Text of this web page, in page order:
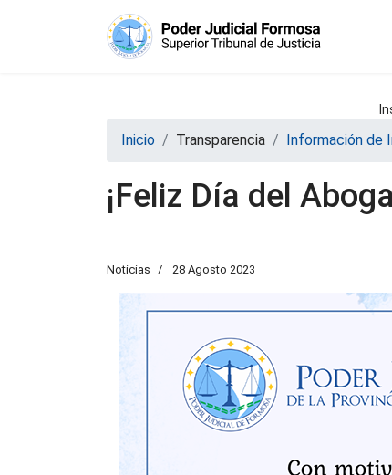
Inicio Transparencia Información de
¡Feliz Día del
Noticias 28 Agosto 2023